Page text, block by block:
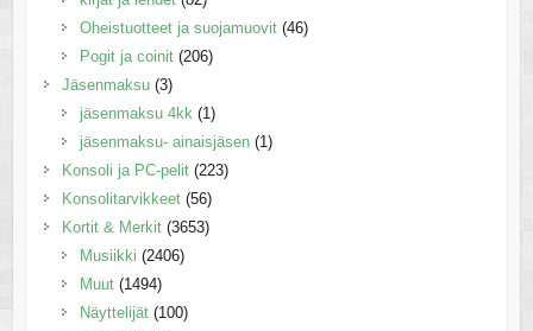
Oheistuotteet ja suojamuovit (46)
Pogit ja coinit (206)
Jäsenmaksu (3)
jäsenmaksu 4kk (1)
jäsenmaksu- ainaisjäsen (1)
Konsoli ja PC-pelit (223)
Konsolitarvikkeet (56)
Kortit & Merkit (3653)
Musiikki (2406)
Muut (1494)
Näyttelijät (100)